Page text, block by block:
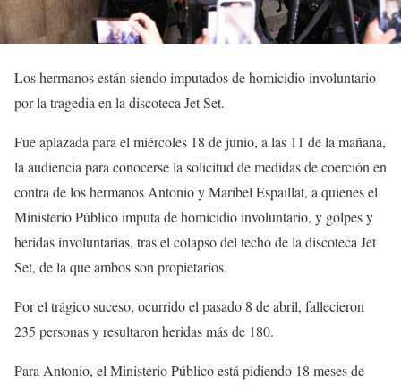
Los hermanos están siendo imputados de homicidio involuntario
por la tragedia en la discoteca Jet Set.
Fue aplazada para el miércoles 18 de junio, a las 11 de la mañana,
la audiencia para conocerse la solicitud de medidas de coerción en
contra de los hermanos Antonio y Maribel Espaillat, a quienes el
Ministerio Público imputa de homicidio involuntario, y golpes y
heridas involuntarias, tras el colapso del techo de la discoteca Jet
Set, de la que ambos son propietarios.
Por el trágico suceso, ocurrido el pasado 8 de abril, fallecieron
235 personas y resultaron heridas más de 180.
Para Antonio, el Ministerio Público está pidiendo 18 meses de